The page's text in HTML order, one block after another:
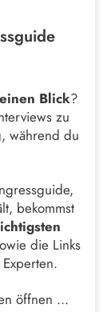
Blick?
zu
während du
bekommst
die Links
öffnen ...